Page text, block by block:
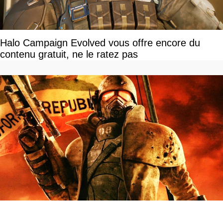
Halo Campaign Evolved vous offre encore du
contenu gratuit, ne le ratez pas